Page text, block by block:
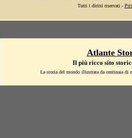
Tutti i diritti riservati -
Atlante
Il più ricco sito
La storia del mondo illustrata da centinaia di